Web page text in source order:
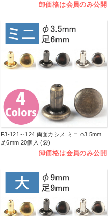
卸価格は会員のみ公開
F3-121～124 両面カシメ ミニ φ3.5mm
足6mm 20個入 (袋)
卸価格は会員のみ公開